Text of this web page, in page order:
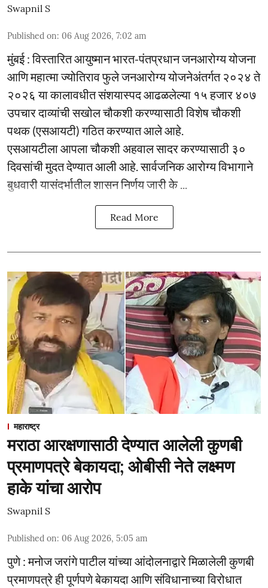
Swapnil S
Published on: 06 Aug 2026, 7:02 am
मुंबई : विस्तारित आयुष्मान भारत-पंतप्रधान जनआरोग्य योजना
आणि महात्मा ज्योतिराव फुले जनआरोग्य योजनेअंतर्गत २०२४ ते
२०२६ या कालावधीत संशयास्पद आढळलेल्या १५ हजार ४०७
उपचार दाव्यांची सखोल चौकशी करण्यासाठी विशेष चौकशी
पथक (एसआयटी) गठित करण्यात आले आहे.
एसआयटीला आपला चौकशी अहवाल सादर करण्यासाठी ३०
दिवसांची मुदत देण्यात आली आहे. सार्वजनिक आरोग्य विभागाने
बुधवारी यासंदर्भातील शासन निर्णय जारी के ...
Read More
महाराष्ट्र
मराठा आरक्षणासाठी देण्यात आलेली कुणबी
प्रमाणपत्रे बेकायदा; ओबीसी नेते लक्ष्मण
हाके यांचा आरोप
Swapnil S
Published on: 06 Aug 2026, 5:05 am
पुणे : मनोज जरांगे पाटील यांच्या आंदोलनाद्वारे मिळालेली कुणबी
प्रमाणपत्रे ही पूर्णपणे बेकायदा आणि संविधानाच्या विरोधात